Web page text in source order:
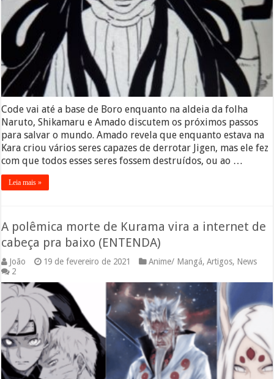
Code vai até a base de Boro enquanto na aldeia da folha
Naruto, Shikamaru e Amado discutem os próximos passos
para salvar o mundo. Amado revela que enquanto estava na
Kara criou vários seres capazes de derrotar Jigen, mas ele fez
com que todos esses seres fossem destruídos, ou ao …
Leia mais »
A polêmica morte de Kurama vira a internet de
cabeça pra baixo (ENTENDA)
João 19 de fevereiro de 2021 Anime/ Mangá,Artigos, News
2